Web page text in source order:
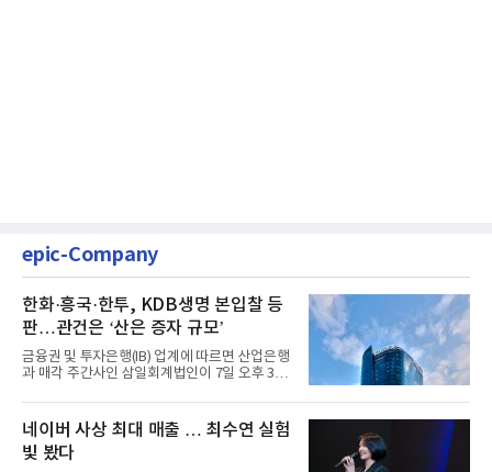
epic-Company
한화·흥국·한투, KDB생명 본입찰 등
판…관건은 ‘산은 증자 규모’
금융권 및 투자은행(IB) 업계에 따르면 산업은행
과 매각 주간사인 삼일회계법인이 7일 오후 3시
네이버 사상 최대 매출 … 최수연 실험
빛 봤다